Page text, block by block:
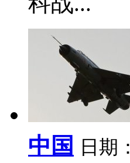
中国
日期：